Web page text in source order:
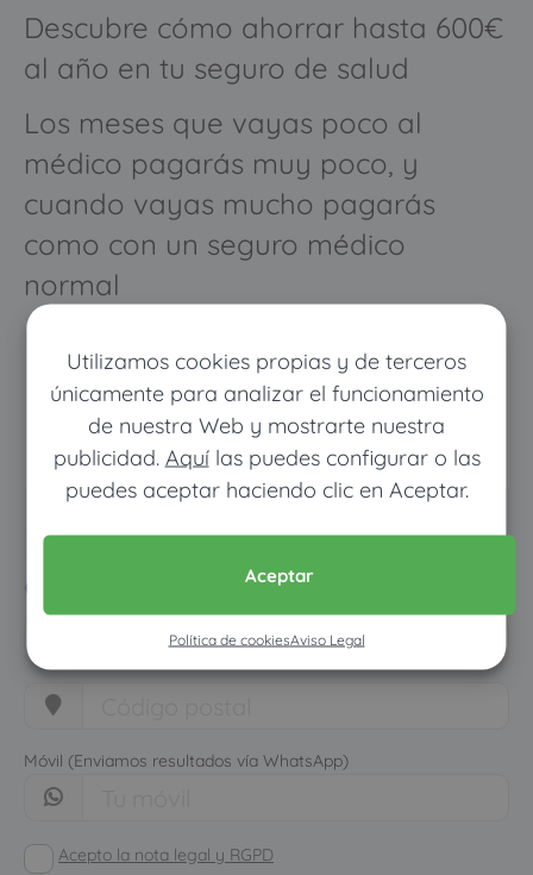
Utilizamos cookies propias y de terceros
únicamente para analizar el funcionamiento
de nuestra Web y mostrarte nuestra
publicidad. Aquílas puedes configurar o las
puedes aceptar haciendo clic en Aceptar.
Aceptar
Política de cookiesAviso Legal
Descubre cómo ahorrar hasta 600€
al año en tu seguro de salud
Los meses que vayas poco al
médico pagarás muy poco, y
cuando vayas mucho pagarás
como con un seguro médico
normal
Pon tus datos y descubre
cuánto dinero ahorrarías
Móvil (Enviamos resultados vía WhatsApp)
Acepto la nota legal y RGPD